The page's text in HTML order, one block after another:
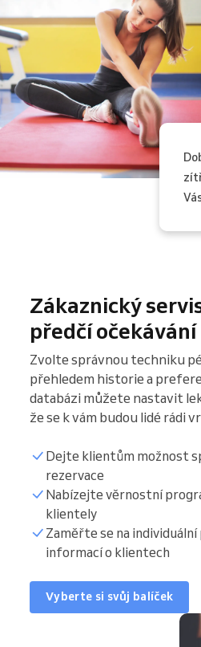
Zákaznický
předčí očekávání
Zvolte správnou techniku
přehledem historie a
databázi můžete nastavit
že se k vám budou lidé rádi
Dejte klientům možnost
rezervace
Nabízejte věrnostní
klientely
Zaměřte se na
informací o klientech
Vyberte si svůj balíček